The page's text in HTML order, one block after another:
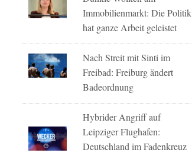
Immobilienmarkt: Die Politik
hat ganze Arbeit geleistet
Nach Streit mit Sinti im
Freibad: Freiburg ändert
Badeordnung
Hybrider Angriff auf
Leipziger Flughafen:
Deutschland im Fadenkreuz